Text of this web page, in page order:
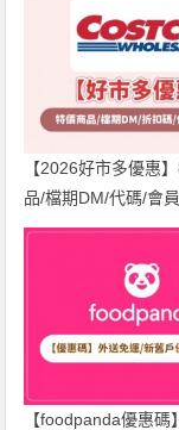
【2026好市多優惠
品/檔期DM/代碼/會
饋一次看！
【foodpanda優惠碼